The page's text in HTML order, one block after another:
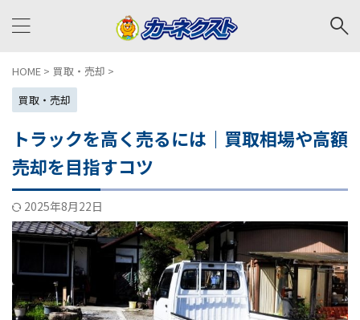
HOME > 買取・売却 >
買取・売却
トラックを高く売るには｜買取相場や高額
売却を目指すコツ
2025年8月22日